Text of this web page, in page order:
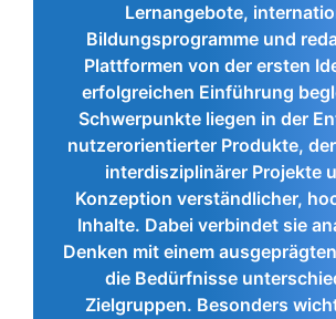
Lernangebote,
Bildungsprogramme und
Plattformen von der ersten
erfolgreichen Einführung
Schwerpunkte liegen in der
nutzerorientierter Produkte,
interdisziplinärer Projekte
Konzeption verständlicher,
Inhalte. Dabei verbindet sie
Denken mit einem
die Bedürfnisse
Zielgruppen. Besonders